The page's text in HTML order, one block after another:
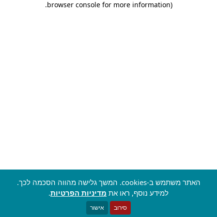
browser console for more information)
.
האתר משתמש ב-cookies. המשך גלישה מהווה הסכמה לכך.
למידע נוסף, ראו את מדיניות הפרטיות.
סירוב אישור